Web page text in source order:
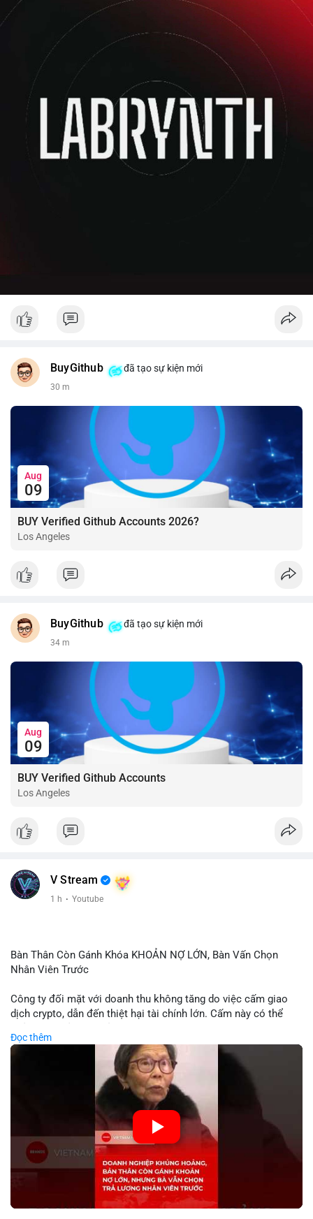
BuyGithub đã tạo sự kiện mới
30 m
Aug
09
BUY Verified Github Accounts 2026?
Los Angeles
BuyGithub đã tạo sự kiện mới
34 m
Aug
09
BUY Verified Github Accounts
Los Angeles
V Stream
1 h · Youtube
Bàn Thân Còn Gánh Khóa KHOẢN NỢ LỚN, Bàn Vấn Chọn
Nhân Viên Trước
Công ty đối mặt với doanh thu không tăng do việc cấm giao
dịch crypto, dẫn đến thiệt hại tài chính lớn. Cấm này có thể
biến động giá digital asset. Bàn vấn chuyển hướng tập trung
vào nhân lực, cho thấy chiến lược giảm chi phí hoặc điều chỉnh
mô hình kinh doanh. Điều này có thể ảnh hưởng đến thị trường
crypto và các doanh nghiệp liên quan trong tương lai.
🎥 Xem video trực tiếp tại:
Nguồn: KIEN THUC KINH TE
Đọc thêm